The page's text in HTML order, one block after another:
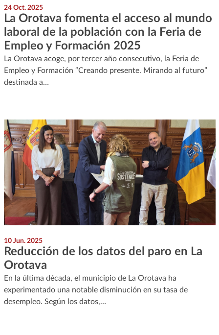
24 Oct. 2025
La Orotava fomenta el acceso al mundo
laboral de la población con la Feria de
Empleo y Formación 2025
La Orotava acoge, por tercer año consecutivo, la Feria de
Empleo y Formación “Creando presente. Mirando al futuro”
destinada a…
10 Jun. 2025
Reducción de los datos del paro en La
Orotava
En la última década, el municipio de La Orotava ha
experimentado una notable disminución en su tasa de
desempleo. Según los datos,…